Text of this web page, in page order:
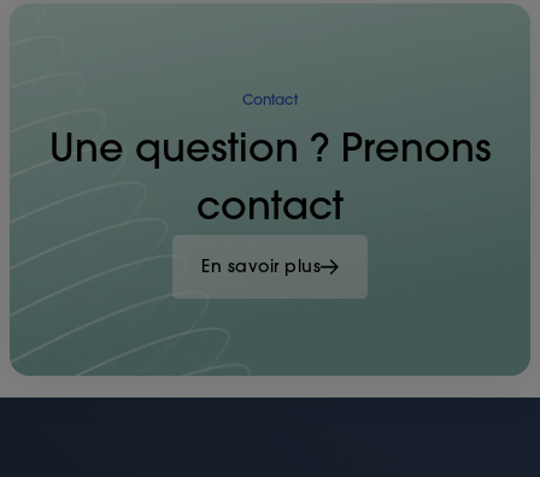
Contact
Une question ? Prenons
contact
En savoir plus